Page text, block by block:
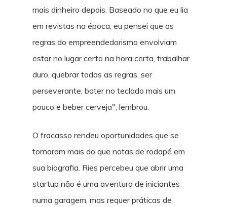
mais dinheiro depois. Baseado no que eu lia
em revistas na época, eu pensei que as
regras do empreendedorismo envolviam
estar no lugar certo na hora certa, trabalhar
duro, quebrar todas as regras, ser
perseverante, bater no teclado mais um
pouco e beber cerveja", lembrou.
O fracasso rendeu oportunidades que se
tornaram mais do que notas de rodapé em
sua biografia. Ries percebeu que abrir uma
startup não é uma aventura de iniciantes
numa garagem, mas requer práticas de